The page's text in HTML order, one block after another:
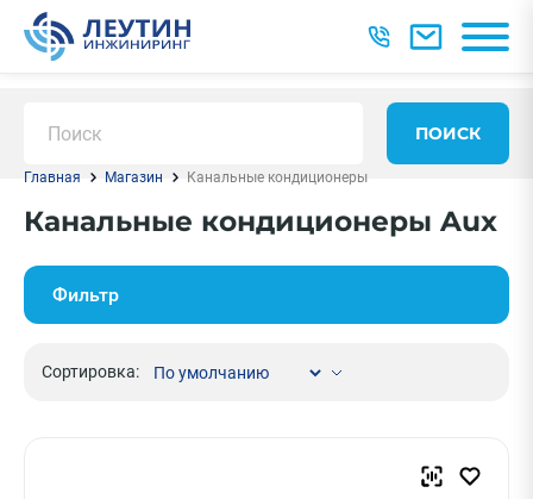
ПОИСК
Главная Магазин Канальные кондиционеры
Канальные кондиционеры Aux
Фильтр
Сортировка: